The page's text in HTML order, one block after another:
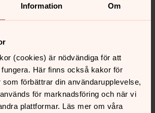
Information Om
(cookies) är nödvändiga för att
Här finns också kakor för
förbättrar din användarupplevelse,
för marknadsföring och när vi
plattformar. Läs mer om våra